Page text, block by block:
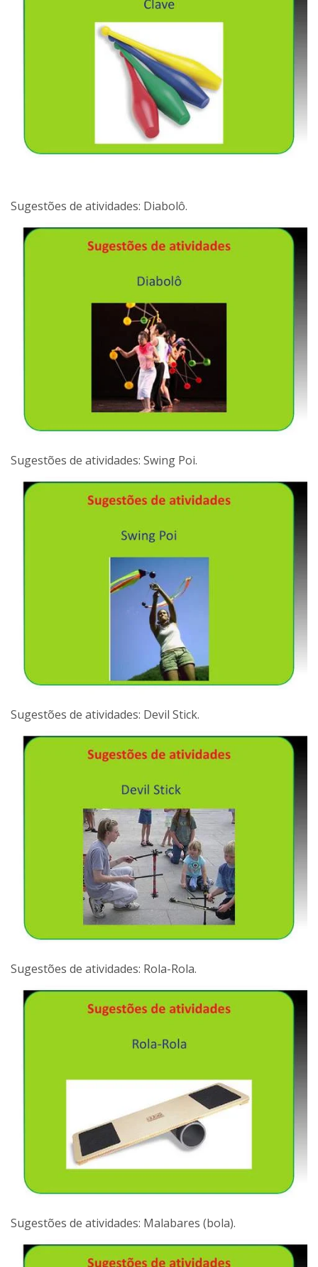
Sugestões de atividades: Diabolô.
Sugestões de atividades: Swing Poi.
Sugestões de atividades: Devil Stick.
Sugestões de atividades: Rola-Rola.
Sugestões de atividades: Malabares (bola).